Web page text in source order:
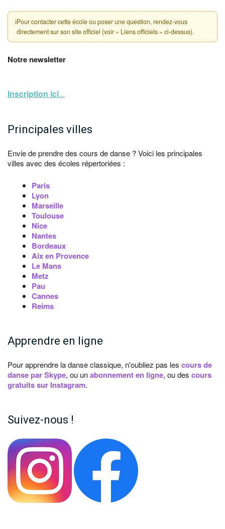
ℹPour contacter cette école ou poser une question, rendez-vous
directement sur son site officiel (voir « Liens officiels » ci-dessus).
Notre newsletter
Inscription ici...
Principales villes
Envie de prendre des cours de danse ? Voici les principales
villes avec des écoles répertoriées :
Paris
Lyon
Marseille
Toulouse
Nice
Nantes
Bordeaux
Aix en Provence
Le Mans
Metz
Pau
Cannes
Reims
Apprendre en ligne
Pour apprendre la danse classique, n'oubliez pas les cours de
danse par Skype, ou unabonnement en ligne, ou des cours
gratuits sur Instagram.
Suivez-nous !